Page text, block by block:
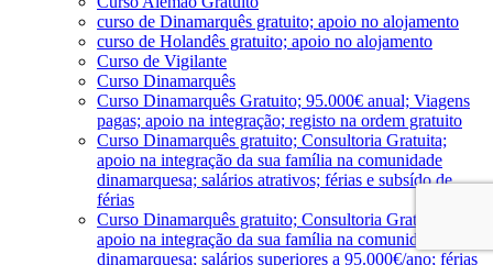
curso de Dinamarquês gratuito; apoio no alojamento
curso de Holandês gratuito; apoio no alojamento
Curso de Vigilante
Curso Dinamarquês
Curso Dinamarquês Gratuito; 95.000€ anual; Viagens
pagas; apoio na integração; registo na ordem gratuito
Curso Dinamarquês gratuito; Consultoria Gratuita;
apoio na integração da sua família na comunidade
dinamarquesa; salários atrativos; férias e subsído de
férias
Curso Dinamarquês gratuito; Consultoria Gratuita;
apoio na integração da sua família na comunidade
dinamarquesa; salários superiores a 95.000€/ano; férias